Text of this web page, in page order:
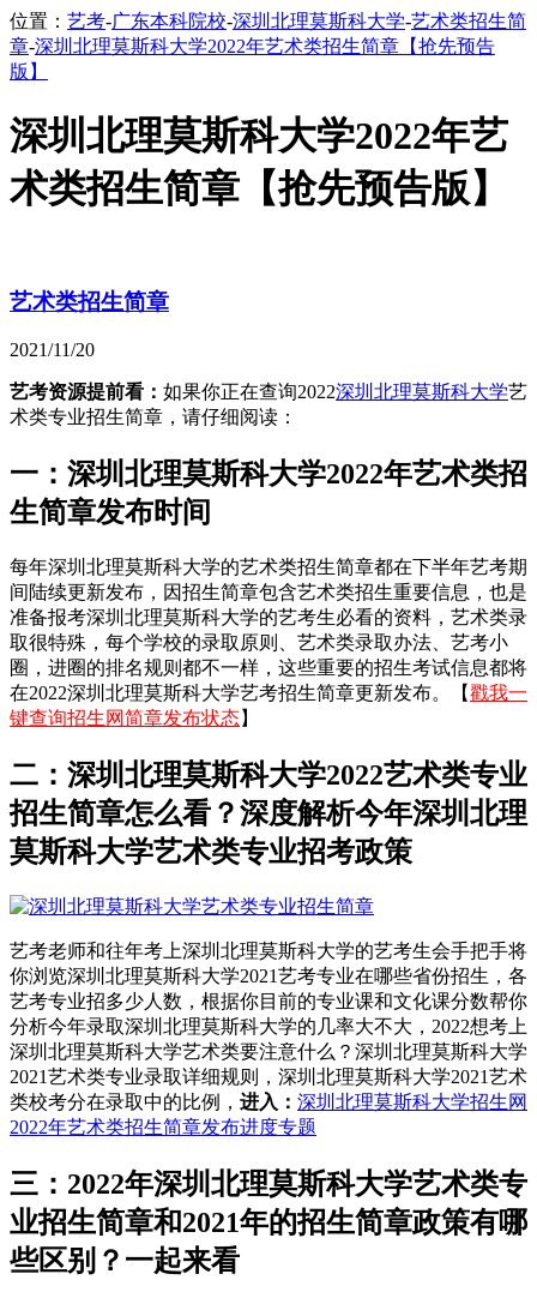
位置： 艺考-广东本科院校-深圳北理莫斯科大学-艺术类招生简
章-深圳北理莫斯科大学2022年艺术类招生简章【抢先预告
版】
深圳北理莫斯科大学2022年艺
术类招生简章【抢先预告版】
艺术类招生简章
2021/11/20
艺考资源提前看： 如果你正在查询2022深圳北理莫斯科大学艺
术类专业招生简章，请仔细阅读：
一：深圳北理莫斯科大学2022年艺术类招
生简章发布时间
每年深圳北理莫斯科大学的艺术类招生简章都在下半年艺考期
间陆续更新发布，因招生简章包含艺术类招生重要信息，也是
准备报考深圳北理莫斯科大学的艺考生必看的资料，艺术类录
取很特殊，每个学校的录取原则、艺术类录取办法、艺考小
圈，进圈的排名规则都不一样，这些重要的招生考试信息都将
在2022深圳北理莫斯科大学艺考招生简章更新发布。【戳我一
键查询招生网简章发布状态】
二：深圳北理莫斯科大学2022艺术类专业
招生简章怎么看？深度解析今年深圳北理
莫斯科大学艺术类专业招考政策
艺考老师和往年考上深圳北理莫斯科大学的艺考生会手把手将
你浏览深圳北理莫斯科大学2021艺考专业在哪些省份招生，各
艺考专业招多少人数，根据你目前的专业课和文化课分数帮你
分析今年录取深圳北理莫斯科大学的几率大不大，2022想考上
深圳北理莫斯科大学艺术类要注意什么？深圳北理莫斯科大学
2021艺术类专业录取详细规则，深圳北理莫斯科大学2021艺术
类校考分在录取中的比例， 进入： 深圳北理莫斯科大学招生网
2022年艺术类招生简章发布进度专题
三：2022年深圳北理莫斯科大学艺术类专
业招生简章和2021年的招生简章政策有哪
些区别？一起来看